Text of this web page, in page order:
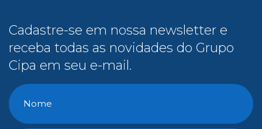
Cadastre-se em nossa newsletter e
receba todas as novidades do Grupo
Cipa em seu e-mail.